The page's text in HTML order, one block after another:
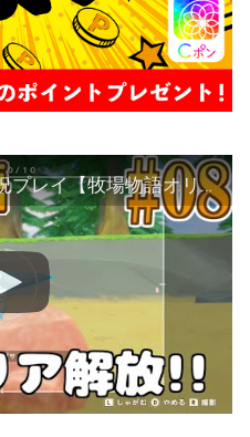
【#08】魂の牧場物語実況プレイ【牧場物語オリーブタウンと希望の大地】